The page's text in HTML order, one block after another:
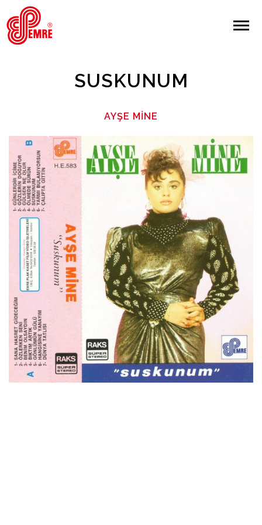
EMRE PLAK
Giriş Yap/Kayıt Ol
Anasayfa
Hakkımızda
Sanatçılar
Albümler
İletişim
en
SUSKUNUM
AYŞE MINE